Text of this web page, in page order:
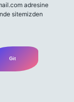
adresine
sitemizden